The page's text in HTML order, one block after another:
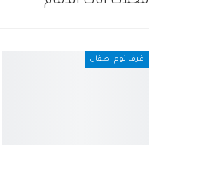
غرف نوم اطفال